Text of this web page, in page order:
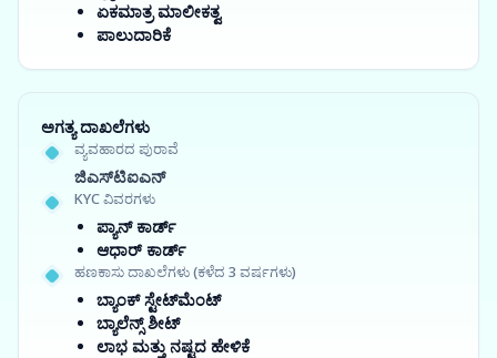
ಏಕಮಾತ್ರ ಮಾಲೀಕತ್ವ
ಪಾಲುದಾರಿಕೆ
ಅಗತ್ಯ ದಾಖಲೆಗಳು
ವ್ಯವಹಾರದ ಪುರಾವೆ
ಜಿಎಸ್‍ಟಿಐಎನ್
KYC ವಿವರಗಳು
ಪ್ಯಾನ್ ಕಾರ್ಡ್
ಆಧಾರ್ ಕಾರ್ಡ್
ಹಣಕಾಸು ದಾಖಲೆಗಳು (ಕಳೆದ 3 ವರ್ಷಗಳು)
ಬ್ಯಾಂಕ್ ಸ್ಟೇಟ್‌ಮೆಂಟ್
ಬ್ಯಾಲೆನ್ಸ್ ಶೀಟ್
ಲಾಭ ಮತ್ತು ನಷ್ಟದ ಹೇಳಿಕೆ